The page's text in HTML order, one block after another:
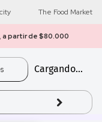
The Food Market
a partir de $80.000
Cargando...